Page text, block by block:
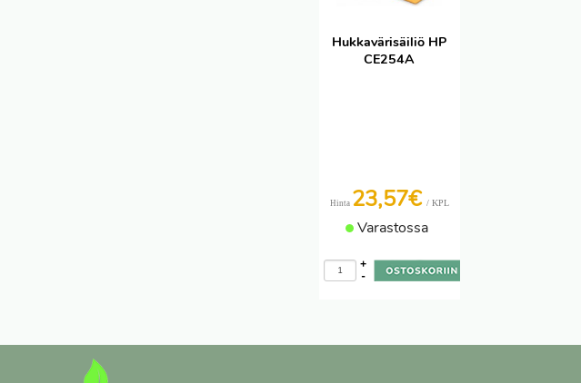
Hukkavärisäiliö HP
CE254A
Hinta 23,57€ / KPL
Varastossa
-
+